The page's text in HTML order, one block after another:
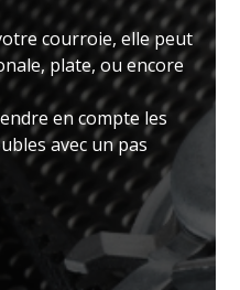
courroie, elle peut
plate, ou encore
en compte les
avec un pas